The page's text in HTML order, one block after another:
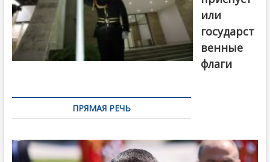
или
государст
венные
флаги
ПРЯМАЯ РЕЧЬ